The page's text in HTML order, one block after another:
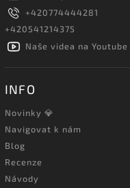
+420774444281
+420541214375
Naše videa na Youtube
INFO
Novinky 💎
Navigovat k nám
Blog
Recenze
Návody